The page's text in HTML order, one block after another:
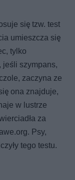
się tzw. test
umieszcza się
tylko
jeśli szympans,
zaczyna ze
ona znajduje,
w lustrze
za
Psy,
tego testu.